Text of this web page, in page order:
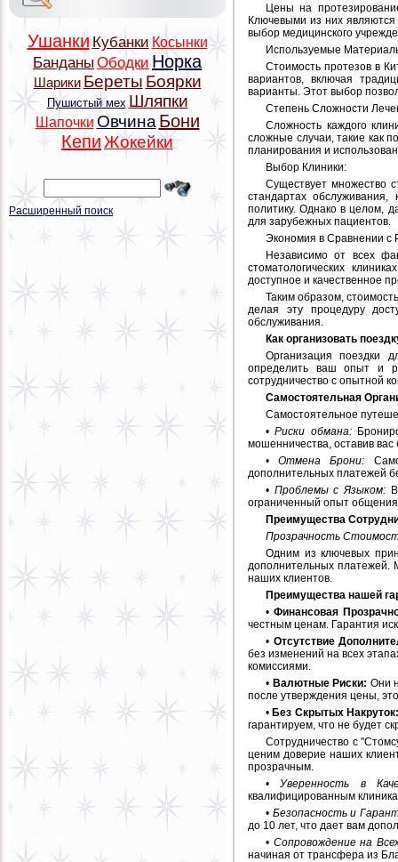
Ушанки Кубанки Косынки
Банданы Ободки Норка
Шарики Береты Боярки
Пушистый мех Шляпки
Шапочки Овчина Бони
Кепи Жокейки
Расширенный поиск
Цены на
Ключевыми из них являются
выбор медицинского
Используемые
Стоимость протезов в
вариантов, включая
варианты. Этот выбор
Степень Сложности
Сложность каждого
сложные случаи, такие как
планирования и
Выбор Клиники:
Существует множество
стандартах
политику. Однако в целом,
для зарубежных пациентов.
Экономия в Сравнении с
Независимо от всех
стоматологических
доступное и качественное
Таким образом,
делая эту процедуру
обслуживания.
Как организовать
Организация поездки
определить ваш опыт и
сотрудничество с опытной
Самостоятельная
Самостоятельное
•Риски обмана:
мошенничества, оставив
•Отмена Брони:
дополнительных платежей
• Проблемы с Языком:
ограниченный опыт общения
Преимущества
Прозрачность
Одним из ключевых
дополнительных платежей.
наших клиентов.
Преимущества нашей
•Финансовая
честным ценам. Гарантия
• Отсутствие
без изменений на всех
комиссиями.
• Валютные Риски: Они
после утверждения цены,
•Без Скрытых
гарантируем, что не будет
Сотрудничество с
ценим доверие наших
прозрачным.
•Уверенность в
квалифицированным
• Безопасность и
до 10 лет, что дает вам
• Сопровождение на
начиная от трансфера из